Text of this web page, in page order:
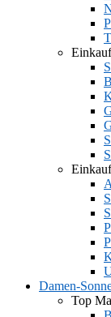
Damen-
Top